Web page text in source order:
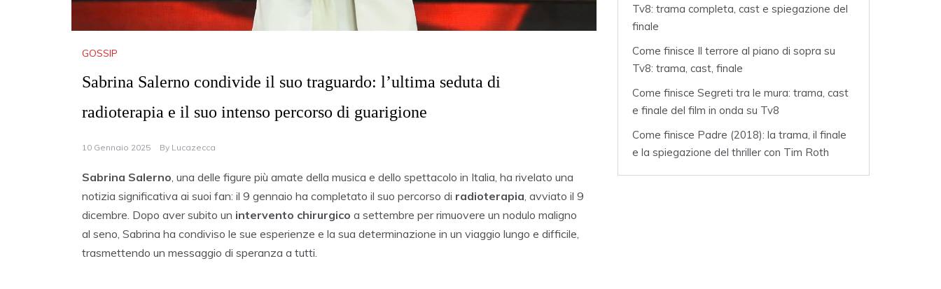
GOSSIP
Sabrina Salerno condivide il suo traguardo: l’ultima seduta di
radioterapia e il suo intenso percorso di guarigione
10 Gennaio 2025 By Lucazecca
Sabrina Salerno , una delle figure più amate della musica e dello spettacolo in Italia, ha rivelato una
notizia significativa ai suoi fan: il 9 gennaio ha completato il suo percorso di radioterapia , avviato il 9
dicembre. Dopo aver subito un intervento chirurgico a settembre per rimuovere un nodulo maligno
al seno, Sabrina ha condiviso le sue esperienze e la sua determinazione in un viaggio lungo e difficile,
trasmettendo un messaggio di speranza a tutti.
Tv8: trama completa, cast e spiegazione del
finale
Come finisce Il terrore al piano di sopra su
Tv8: trama, cast, finale
Come finisce Segreti tra le mura: trama, cast
e finale del film in onda su Tv8
Come finisce Padre (2018): la trama, il finale
e la spiegazione del thriller con Tim Roth